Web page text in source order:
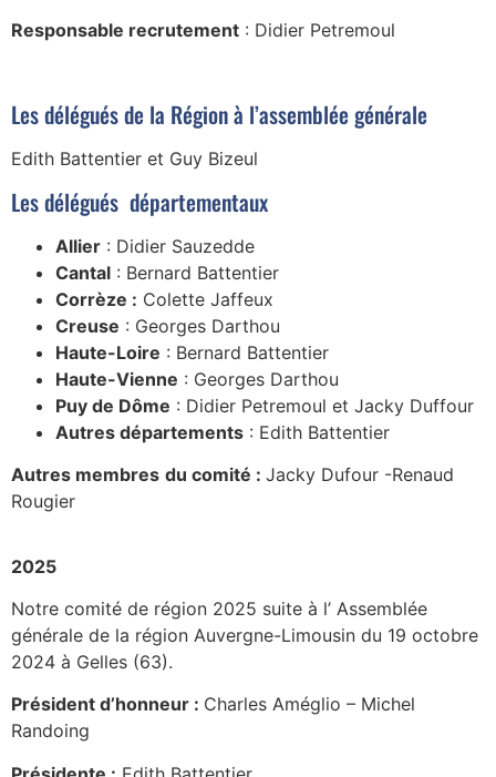
Responsable recrutement : Didier Petremoul
Les délégués de la Région à l’assemblée générale
Edith Battentier et Guy Bizeul
Les délégués départementaux
Allier : Didier Sauzedde
Cantal : Bernard Battentier
Corrèze : Colette Jaffeux
Creuse : Georges Darthou
Haute-Loire : Bernard Battentier
Haute-Vienne : Georges Darthou
Puy de Dôme : Didier Petremoul et Jacky Duffour
Autres départements : Edith Battentier
Autres membres du comité : Jacky Dufour -Renaud
Rougier
2025
Notre comité de région 2025 suite à l’ Assemblée
générale de la région Auvergne-Limousin du 19 octobre
2024 à Gelles (63).
Président d’honneur : Charles Améglio – Michel
Randoing